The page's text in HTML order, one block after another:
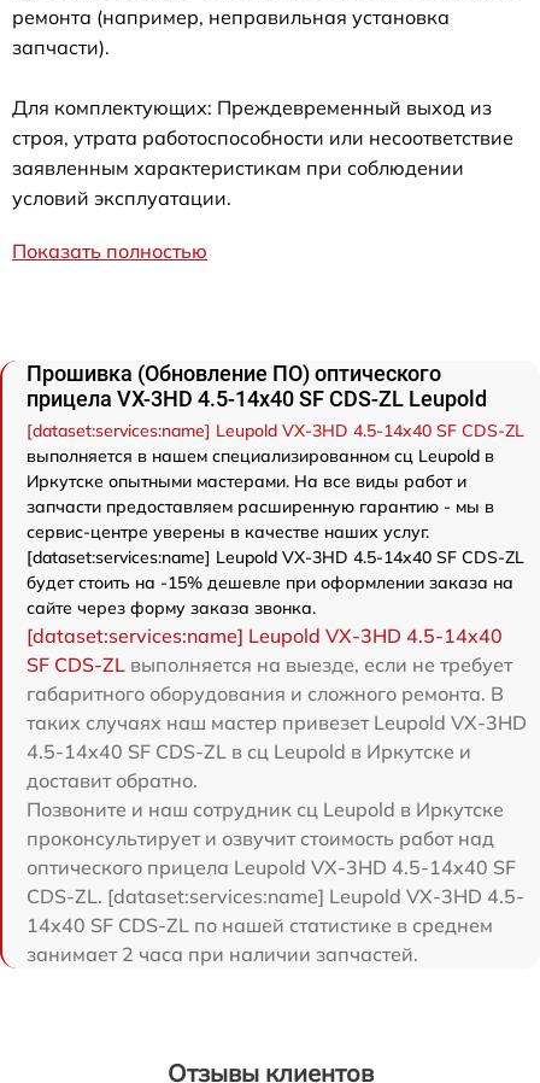
ремонта (например, неправильная установка
запчасти).
Для комплектующих: Преждевременный выход из
строя, утрата работоспособности или несоответствие
заявленным характеристикам при соблюдении
условий эксплуатации.
Показать полностью
Прошивка (Обновление ПО) оптического
прицела VX-3HD 4.5-14x40 SF CDS-ZL Leupold
[dataset:services:name] Leupold VX-3HD 4.5-14x40 SF CDS-ZL
выполняется в нашем специализированном сц Leupold в
Иркутске опытными мастерами. На все виды работ и
запчасти предоставляем расширенную гарантию - мы в
сервис-центре уверены в качестве наших услуг.
[dataset:services:name] Leupold VX-3HD 4.5-14x40 SF CDS-ZL
будет стоить на -15% дешевле при оформлении заказа на
сайте через форму заказа звонка.
[dataset:services:name] Leupold VX-3HD 4.5-14x40
SF CDS-ZL выполняется на выезде, если не требует
габаритного оборудования и сложного ремонта. В
таких случаях наш мастер привезет Leupold VX-3HD
4.5-14x40 SF CDS-ZL в сц Leupold в Иркутске и
доставит обратно.
Позвоните и наш сотрудник сц Leupold в Иркутске
проконсультирует и озвучит стоимость работ над
оптического прицела Leupold VX-3HD 4.5-14x40 SF
CDS-ZL. [dataset:services:name] Leupold VX-3HD 4.5-
14x40 SF CDS-ZL по нашей статистике в среднем
занимает 2 часа при наличии запчастей.
Отзывы клиентов